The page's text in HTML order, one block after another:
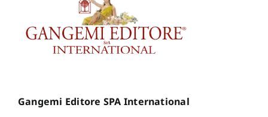
Gangemi Editore SPA International